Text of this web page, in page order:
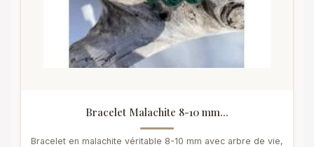
Bracelet Malachite 8-10 mm...
Bracelet en malachite véritable 8-10 mm avec arbre de vie,